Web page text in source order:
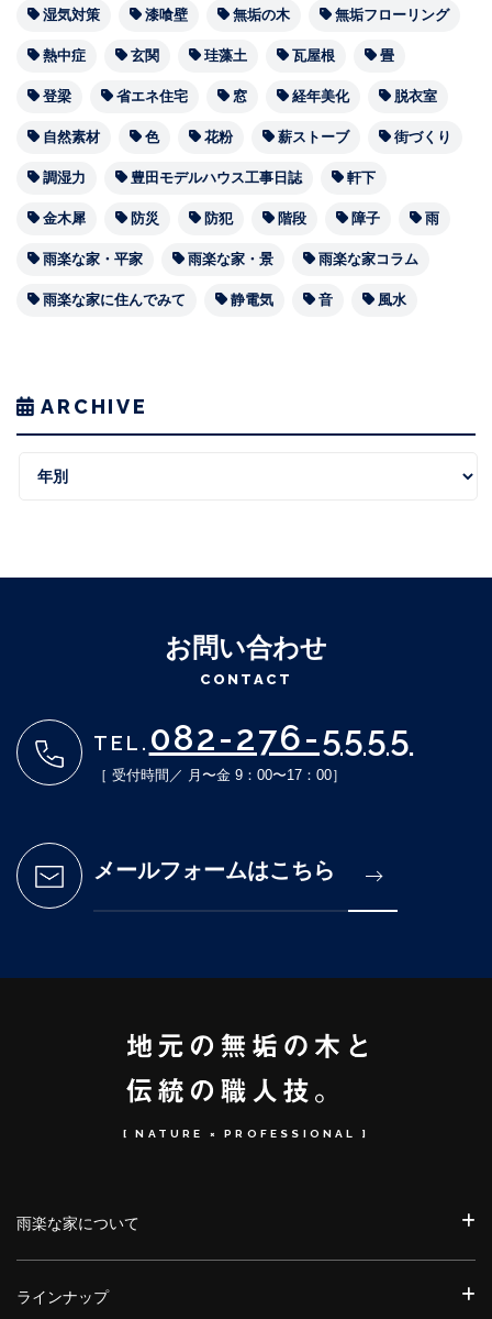
湿気対策 漆喰壁 無垢の木 無垢フローリング
熱中症 玄関 珪藻土 瓦屋根 畳
登梁 省エネ住宅 窓 経年美化 脱衣室
自然素材 色 花粉 薪ストーブ 街づくり
調湿力 豊田モデルハウス工事日誌 軒下
金木犀 防災 防犯 階段 障子 雨
雨楽な家・平家 雨楽な家・景 雨楽な家コラム
雨楽な家に住んでみて 静電気 音 風水
ARCHIVE
お問い合わせ
CONTACT
TEL. 082-276-5555
［ 受付時間／ 月〜金 9：00〜17：00］
メールフォームはこちら
[ NATURE × PROFESSIONAL ]
雨楽な家について
ラインナップ